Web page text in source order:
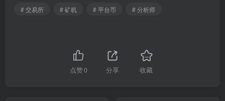
# 交易所
# 矿机 # 平台币 # 分析师
点赞0 分享 收藏